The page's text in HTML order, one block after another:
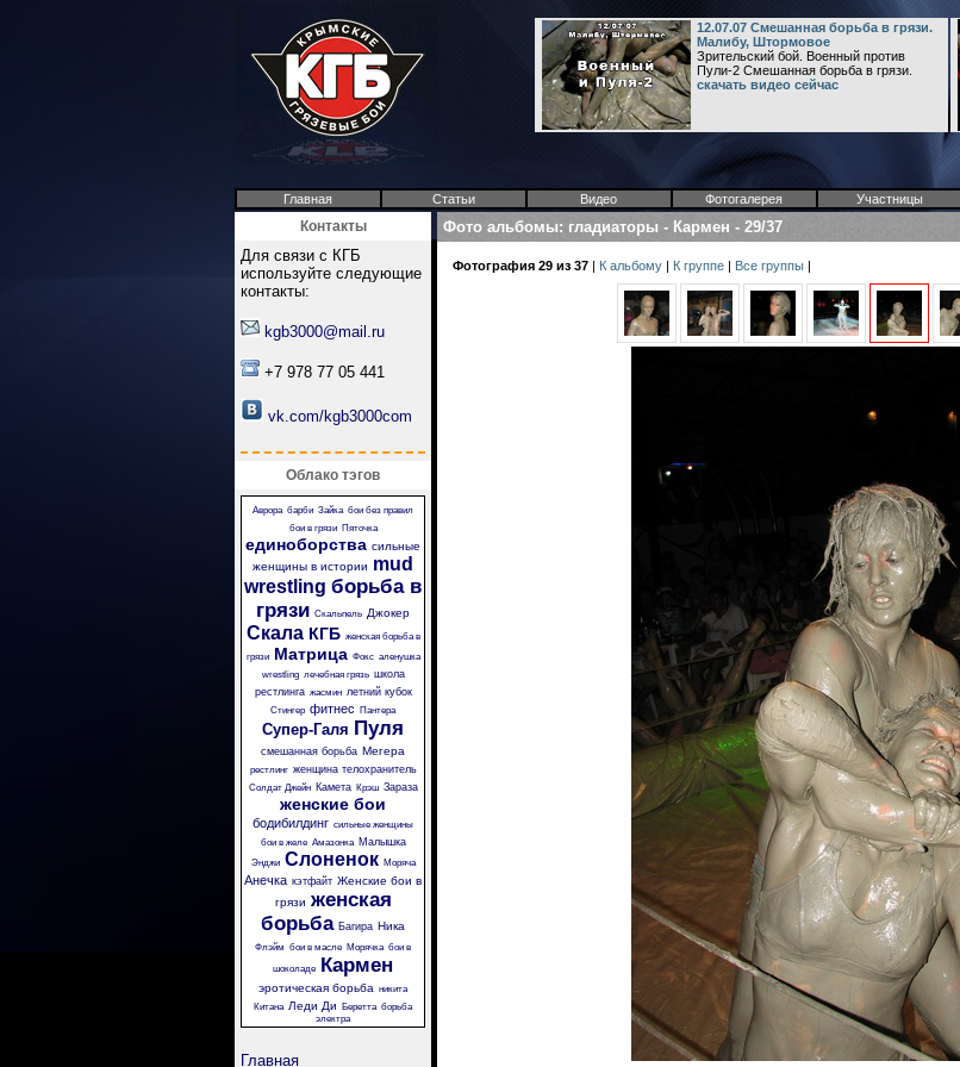
12.07.07 Смешанная борьба в грязи.
Малибу, Штормовое
Зрительский бой. Военный против
Пули-2 Смешанная борьба в грязи.
скачать видео сейчас
Главная
Статьи Видео Фотогалерея Участницы
Контакты
Для связи с КГБ
используйте следующие
контакты:
kgb3000@mail.ru
+7 978 77 05 441
vk.com/kgb3000com
Облако тэгов
Аврора барби Зайка бои без правил
бои в грязи
Пяточка
единоборства сильные
женщины в истории mud
wrestling борьба в
грязи Скальпель Джокер
Скала КГБ женская борьба в
грязи
Матрица Фокс аленушка
wrestling лечебная грязь школа
рестлинга жасмин летний кубок
Стингер фитнес Пантера
Супер-Галя Пуля
смешанная борьба Мегера
рестлинг женщина телохранитель
Солдат Джейн Камета Крэш Зараза
женские бои
бодибилдинг сильные женщины
бои в желе Амазонка Малышка
Энджи Слоненок Моряча
Анечка кэтфайт Женские бои в
грязи женская
борьба Багира Ника
Флэйм бои в масле Морячка бои в
шоколаде Кармен
эротическая борьба никита
Китана Леди Ди Беретта борьба
электра
Главная
Фото альбомы: гладиаторы - Кармен - 29/37
Фотография 29 из 37 | К альбому | К группе | Все группы |